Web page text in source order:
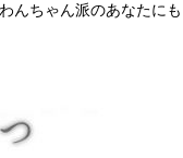
んちゃん派のあなたにも